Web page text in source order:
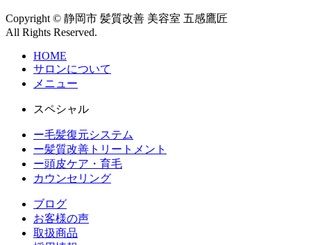
Copyright © 静岡市 髪質改善 美容室 五感鷹匠
All Rights Reserved.
HOME
サロンについて
メニュー
スペシャル
ー毛髪復元システム
ー髪質改善トリートメント
ー頭皮ケア・育毛
カウンセリング
ブログ
お客様の声
取扱商品